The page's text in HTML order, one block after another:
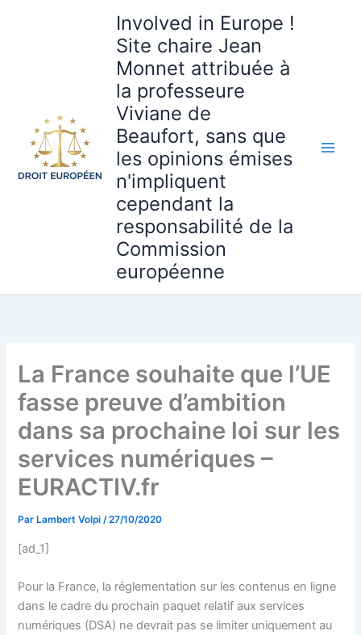
Involved in Europe !
Site chaire Jean
Monnet attribuée à
la professeure
Viviane de
Beaufort, sans que
les opinions émises
n'impliquent
cependant la
responsabilité de la
Commission
européenne
La France souhaite que l’UE
fasse preuve d’ambition
dans sa prochaine loi sur les
services numériques –
EURACTIV.fr
Par Lambert Volpi/27/10/2020
[ad_1]
Pour la France, la réglementation sur les contenus en ligne
dans le cadre du prochain paquet relatif aux services
numériques (DSA) ne devrait pas se limiter uniquement au